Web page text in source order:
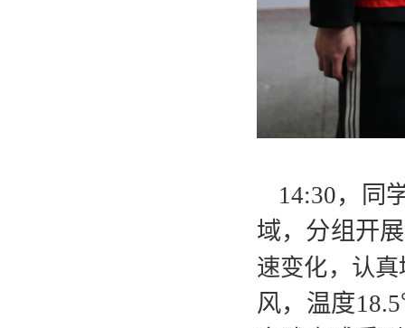
14:30，同
域，分组开
速变化，认
风，温度